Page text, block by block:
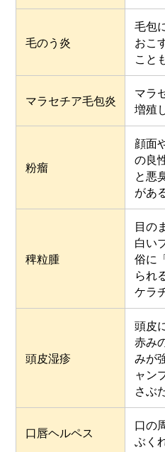
毛のう炎
毛包
おこ
こと
マラセチア毛包炎
マラ
増殖
粉瘤
顔面
の良
と悪
があ
稗粒腫
目の
白い
俗に
られ
ケラ
頭皮湿疹
頭皮
赤み
みが
ャン
さぶ
口唇ヘルペス
口の
ぶく